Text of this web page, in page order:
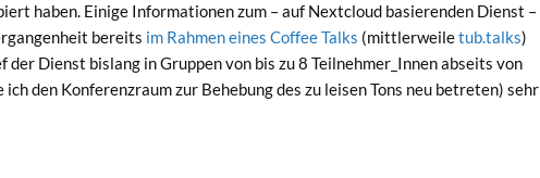
haben. Einige Informationen zum – auf Nextcloud basierenden Dienst –
bereits im Rahmen eines Coffee Talks (mittlerweiletub.talks)
Dienst bislang in Gruppen von bis zu 8 Teilnehmer_Innen abseits von
den Konferenzraum zur Behebung des zu leisen Tons neu betreten) sehr